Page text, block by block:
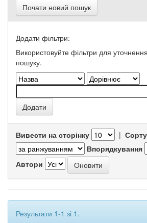
Почати новий пошук
Додати фільтри:
Використовуйте фільтри для
пошуку.
Вивести на сторінку |
Впорядкування
Автори
Результати 1-1 зі 1.